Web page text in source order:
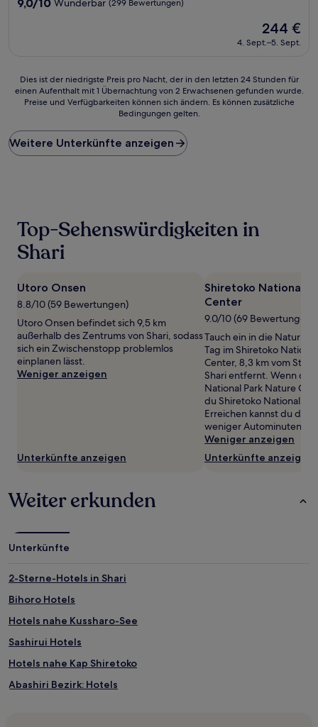
(299 Bewertungen)
Der
Preis
beträgt
244 €
4. Sept.–5. Sept.
Dies
ist
Preis
pro
Nacht,
24 Stunden
einen
Aufenthalt
1 Übernachtung
2 Erwachsenen
gefunden
wurde.
Preise
und
Verfügbarkeiten
Bedingungen
Dies ist der niedrigste Preis pro Nacht, der in den letzten 24 Stunden für
einen Aufenthalt mit 1 Übernachtung von 2 Erwachsenen gefunden wurde.
Preise und Verfügbarkeiten können sich ändern. Es können zusätzliche
Bedingungen gelten.
Weitere Unterkünfte anzeigen
Top-Sehenswürdigkeiten in
Shari
Utoro Onsen
8.8/10 (59 Bewertungen)
Utoro Onsen befindet sich 9,5 km
außerhalb des Zentrums von Shari, sodass
sich ein Zwischenstopp problemlos
einplanen lässt.
Weniger anzeigen
Unterkünfte anzeigen
Shiretoko National
Center
9.0/10 (69 Bewertungen)
Tauch ein in die Natur
Tag im Shiretoko
Center, 8,3 km vom
Shari entfernt. Wenn dir
National Park Nature
du Shiretoko
Erreichen kannst du den
weniger Autominuten.
Weniger anzeigen
Unterkünfte anzeigen
Weiter erkunden
Unterkünfte
2-Sterne-Hotels in Shari
Bihoro Hotels
Hotels nahe Kussharo-See
Sashirui Hotels
Hotels nahe Kap Shiretoko
Abashiri Bezirk: Hotels